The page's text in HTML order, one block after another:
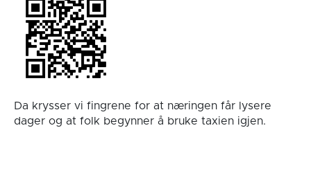
Da krysser vi fingrene for at næringen får lysere
dager og at folk begynner å bruke taxien igjen.